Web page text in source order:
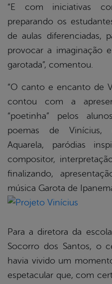
“E com iniciativas
preparando os
de aulas diferenciadas,
provocar a imaginação
garotada”, comentou.
“O canto e encanto de
contou com a
“poetinha” pelos
poemas de Vinícius,
Aquarela, paródias
compositor,
finalizando,
música Garota de
Para a diretora da
Socorro dos Santos, o
havia vivido um
espetacular que, com